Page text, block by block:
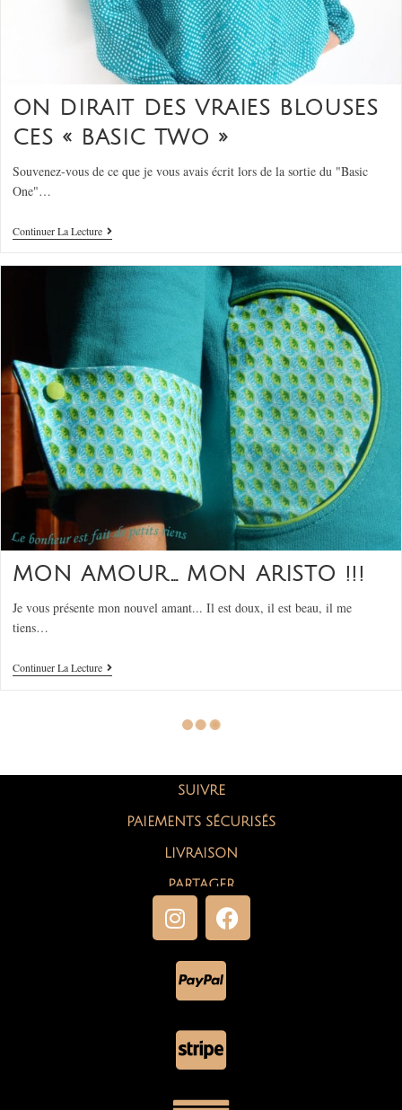
ON DIRAIT DES VRAIES BLOUSES
CES « BASIC TWO »
Souvenez-vous de ce que je vous avais écrit lors de la sortie du "Basic
One"…
Continuer La Lecture
MON AMOUR… MON ARISTO !!!
Je vous présente mon nouvel amant... Il est doux, il est beau, il me
tiens…
Continuer La Lecture